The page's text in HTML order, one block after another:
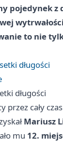
pojedynek z
to nie
długości
długości
przez cały
Mariusz
mu 12.